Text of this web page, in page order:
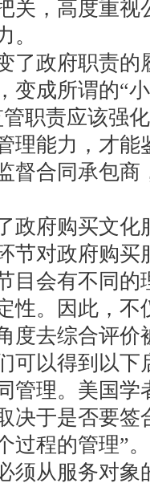
关，高度重视
。
政府职责的
变成所谓的“
职责应该强
理能力，才能
督合同承包商
府购买文化
节对政府购买
目会有不同的
性。因此，不
度去综合评价
以得到以下
管理。美国学
决于是否要签
过程的管理”
须从服务对象